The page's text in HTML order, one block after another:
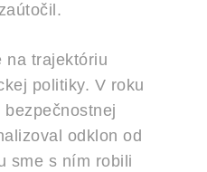
trajektóriu
politiky. V roku
odklon od
sme s ním robili